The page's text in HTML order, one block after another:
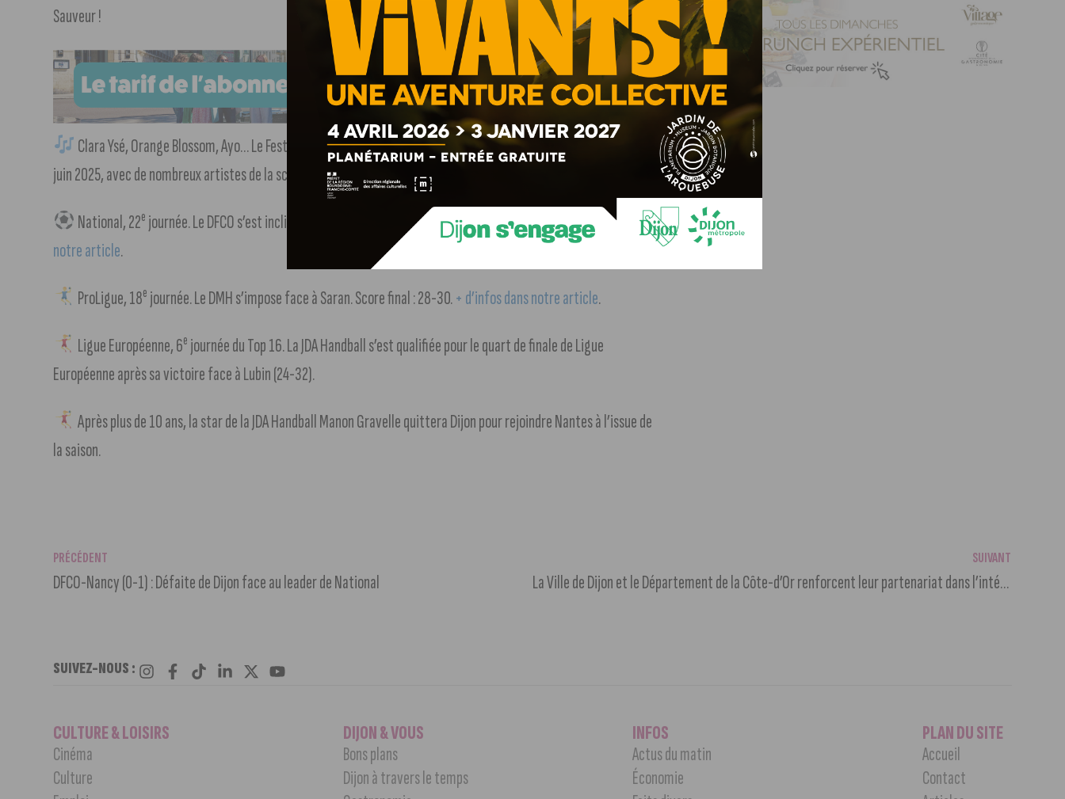
Sauveur !
Clara Ysé, Orange Blossom, Ayo… Le Festival Belen est de retour pour une deuxième édition à Beaune, du 13 au 15
juin 2025, avec de nombreux artistes de la scène française et internationale.
National, 22e journée. Le DFCO s’est incliné à domicile face au leader Nancy. Score final : 0-1.+ d’infos dans
notre article.
ProLigue, 18e journée. Le DMH s’impose face à Saran. Score final : 28-30.+ d’infos dans notre article.
Ligue Européenne, 6e journée du Top 16. La JDA Handball s’est qualifiée pour le quart de finale de Ligue
Européenne après sa victoire face à Lubin (24-32).
Après plus de 10 ans, la star de la JDA Handball Manon Gravelle quittera Dijon pour rejoindre Nantes à l’issue de
la saison.
PRÉCÉDENT
DFCO-Nancy (0-1) : Défaite de Dijon face au leader de National
SUIVANT
La Ville de Dijon et le Département de la Côte-d’Or renforcent leur partenariat dans l’intérêt des habitants
SUIVEZ-NOUS :
CULTURE & LOISIRS
Cinéma
Culture
DIJON & VOUS
Bons plans
Dijon à travers le temps
INFOS
Actus du matin
Économie
PLAN DU SITE
Accueil
Contact